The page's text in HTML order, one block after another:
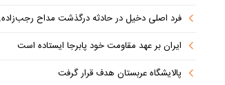
فرد اصلی دخیل در حادثه درگذشت مداح رجب‌زاده دستگیر شد
ایران بر عهد مقاومت خود پابرجا ایستاده است
پالایشگاه عربستان هدف قرار گرفت